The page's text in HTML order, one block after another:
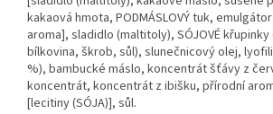
kakaová hmota, PODMÁSLOVÝ tuk,
aroma], sladidlo (maltitoly), SÓJOVÉ křupinky
bílkovina, škrob, sůl), slunečnicový olej,
%), bambucké máslo, koncentrát šťávy z
koncentrát, koncentrát z ibišku, přírodní
[lecitiny (SÓJA)], sůl.